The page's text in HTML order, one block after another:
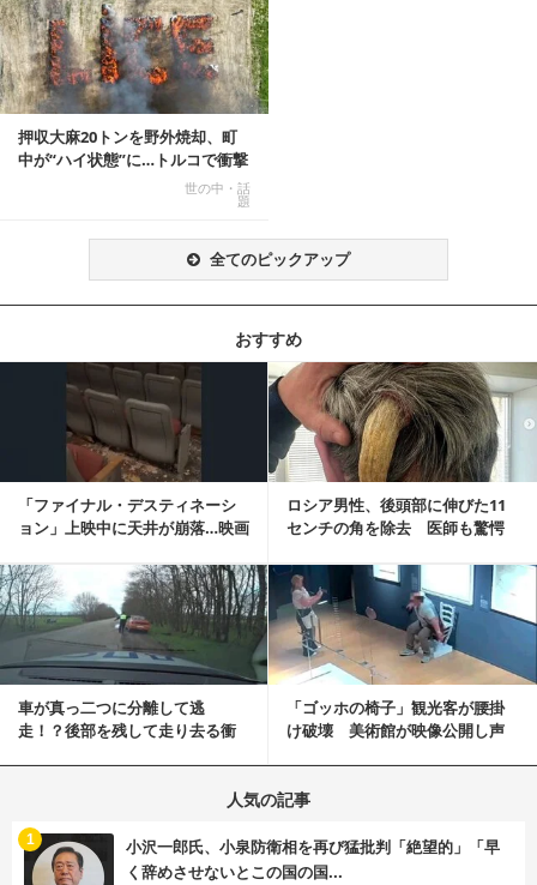
押収大麻20トンを野外焼却、町
中が“ハイ状態”に…トルコで衝撃
世の中・話
題
全てのピックアップ
おすすめ
「ファイナル・デスティネーシ
ョン」上映中に天井が崩落…映画
ロシア男性、後頭部に伸びた11
センチの角を除去 医師も驚愕
記事を読む
車が真っ二つに分離して逃
走！？後部を残して走り去る衝
「ゴッホの椅子」観光客が腰掛
け破壊 美術館が映像公開し声
記事を読む
人気の記事
小沢一郎氏、小泉防衛相を再び猛批判「絶望的」「早
く辞めさせないとこの国の国...
1